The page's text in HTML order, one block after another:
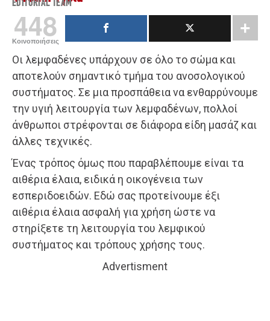
EDITORIAL TEAM
448
Κοινοποιήσεις
Οι λεμφαδένες υπάρχουν σε όλο το σώμα και
αποτελούν σημαντικό τμήμα του ανοσολογικού
συστήματος. Σε μια προσπάθεια να ενθαρρύνουμε
την υγιή λειτουργία των λεμφαδένων, πολλοί
άνθρωποι στρέφονται σε διάφορα είδη μασάζ και
άλλες τεχνικές.
Ένας τρόπος όμως που παραβλέπουμε είναι τα
αιθέρια έλαια, ειδικά η οικογένεια των
εσπεριδοειδών. Εδώ σας προτείνουμε έξι
αιθέρια έλαια ασφαλή για χρήση ώστε να
στηρίξετε τη λειτουργία του λεμφικού
συστήματος και τρόπους χρήσης τους.
Advertisment